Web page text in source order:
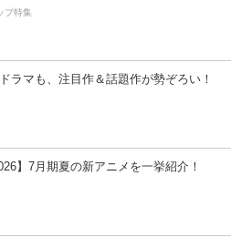
プ特集
ラマも、注目作＆話題作が勢ぞろい！
】7月期夏の新アニメを一挙紹介！